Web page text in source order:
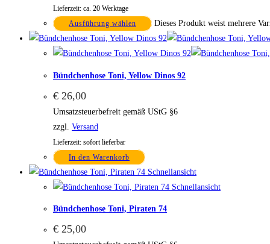
Lieferzeit: ca. 20 Werktage
Ausführung wählen Dieses Produkt weist mehrere
Bündchenhose Toni, Yellow Dinos 92
€ 26,00
Umsatzsteuerbefreit gemäß UStG §6
zzgl. Versand
Lieferzeit: sofort lieferbar
In den Warenkorb
Schnellansicht
Schnellansicht
Bündchenhose Toni, Piraten 74
€ 25,00